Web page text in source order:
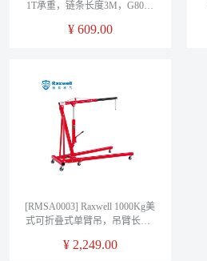
1T承重，链条长度3M，G80级
¥ 609.00
[RMSA0003] Raxwell 1000Kg美
式可折叠式单臂吊，吊臂长度4
RMSA0003
¥ 2,249.00